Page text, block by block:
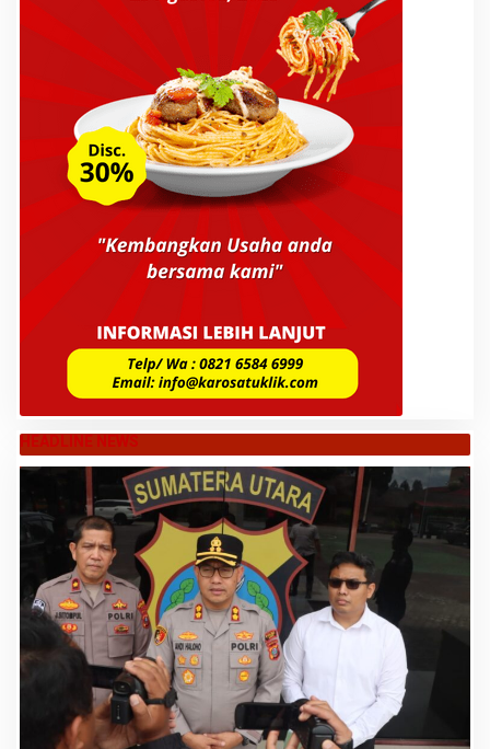
HEADLINE NEWS